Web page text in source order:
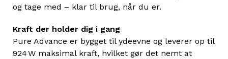
og tage med – klar til brug, når du er.
Kraft der holder dig i gang
Pure Advance er bygget til ydeevne og leverer op til
924 W maksimal kraft, hvilket gør det nemt at